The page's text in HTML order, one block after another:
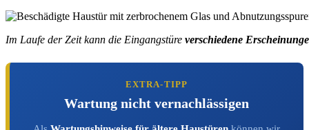
Im Laufe der Zeit kann die Eingangstüre verschiedene
EXTRA-TIPP
Wartung nicht vernachlässigen